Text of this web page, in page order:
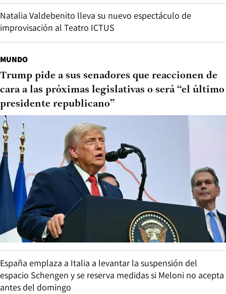
Natalia Valdebenito lleva su nuevo espectáculo de
improvisación al Teatro ICTUS
MUNDO
Trump pide a sus senadores que reaccionen de
cara a las próximas legislativas o será “el último
presidente republicano”
España emplaza a Italia a levantar la suspensión del
espacio Schengen y se reserva medidas si Meloni no acepta
antes del domingo